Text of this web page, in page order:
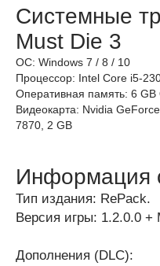
Системные
Must Die 3
ОС: Windows 7 / 8 / 10
Процессор: Intel Core i5-
Оперативная память: 6
Видеокарта: Nvidia
7870, 2 GB
Информация
Тип издания: RePack.
Версия игры: 1.2.0.0 +
Дополнения (DLC):